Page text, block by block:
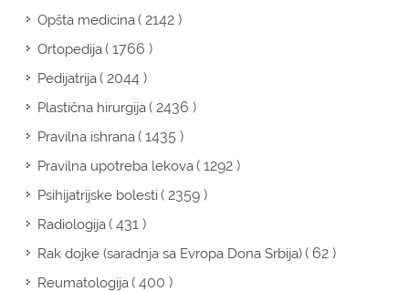
Opšta medicina( 2142 )
Ortopedija( 1766 )
Pedijatrija( 2044 )
Plastična hirurgija( 2436 )
Pravilna ishrana( 1435 )
Pravilna upotreba lekova( 1292 )
Psihijatrijske bolesti( 2359 )
Radiologija( 431 )
Rak dojke (saradnja sa Evropa Dona Srbija)( 62 )
Reumatologija( 400 )